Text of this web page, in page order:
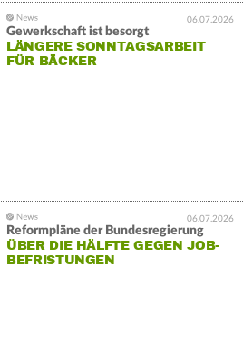
06.07.2026
Gewerkschaft ist besorgt
LÄNGERE SONNTAGSARBEIT
FÜR BÄCKER
06.07.2026
Reformpläne der Bundesregierung
ÜBER DIE HÄLFTE GEGEN JOB-
BEFRISTUNGEN